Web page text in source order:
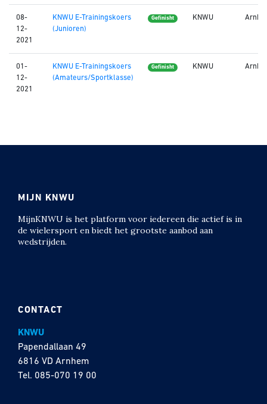
08-
12-
2021
KNWU E-Trainingskoers
(Junioren)
Gefinisht KNWU
01-
12-
2021
KNWU E-Trainingskoers
(Amateurs/Sportklasse)
Gefinisht KNWU
CONTACT
KNWU
Papendallaan 49
6816 VD Arnhem
Tel. 085-070 19 00
MIJN KNWU
MijnKNWU is het platform voor iedereen die actief is in
de wielersport en biedt het grootste aanbod aan
wedstrijden.